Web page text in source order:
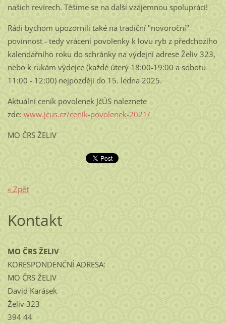
našich revírech. Těšíme se na další vzájemnou spolupráci!
Rádi bychom upozornili také na tradiční "novoroční"
povinnost - tedy vrácení povolenky k lovu ryb z předchozího
kalendářního roku do schránky na výdejní adrese Želiv 323,
nebo k rukám výdejce (každé úterý 18:00-19:00 a sobotu
11:00 - 12:00) nejpozději do 15. ledna 2025.
Aktuální ceník povolenek JčÚS naleznete
zde: www.jcus.cz/cenik-povolenek-2021/
MO ČRS ŽELIV
« Zpět
Kontakt
MO ČRS ŽELIV
KORESPONDENĆNÍ ADRESA:
MO ČRS ŽELIV
David Karásek
Želiv 323
394 44